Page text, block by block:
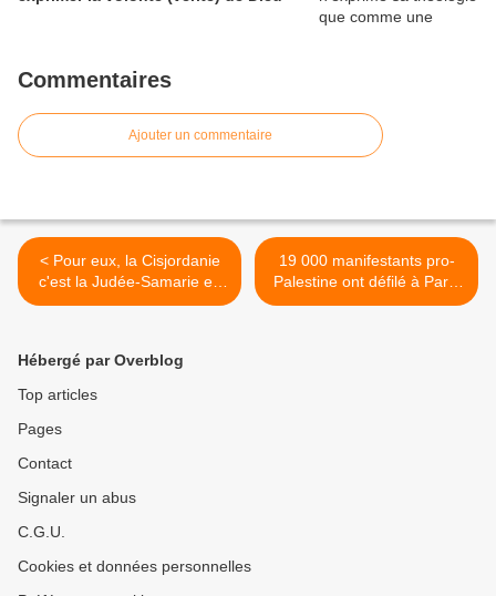
Commentaires
Ajouter un commentaire
< Pour eux, la Cisjordanie
c'est la Judée-Samarie et,
en tant que telle, Dieu a
Vrai ?
19 000 manifestants pro-
Palestine ont défilé à Paris
selon la préfecture, 60 000
Hébergé par Overblog
Top articles
Pages
Contact
Signaler un abus
C.G.U.
Cookies et données personnelles